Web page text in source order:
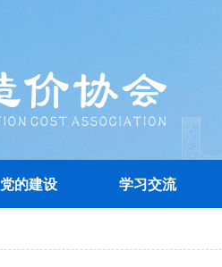
党的建设 学习交流